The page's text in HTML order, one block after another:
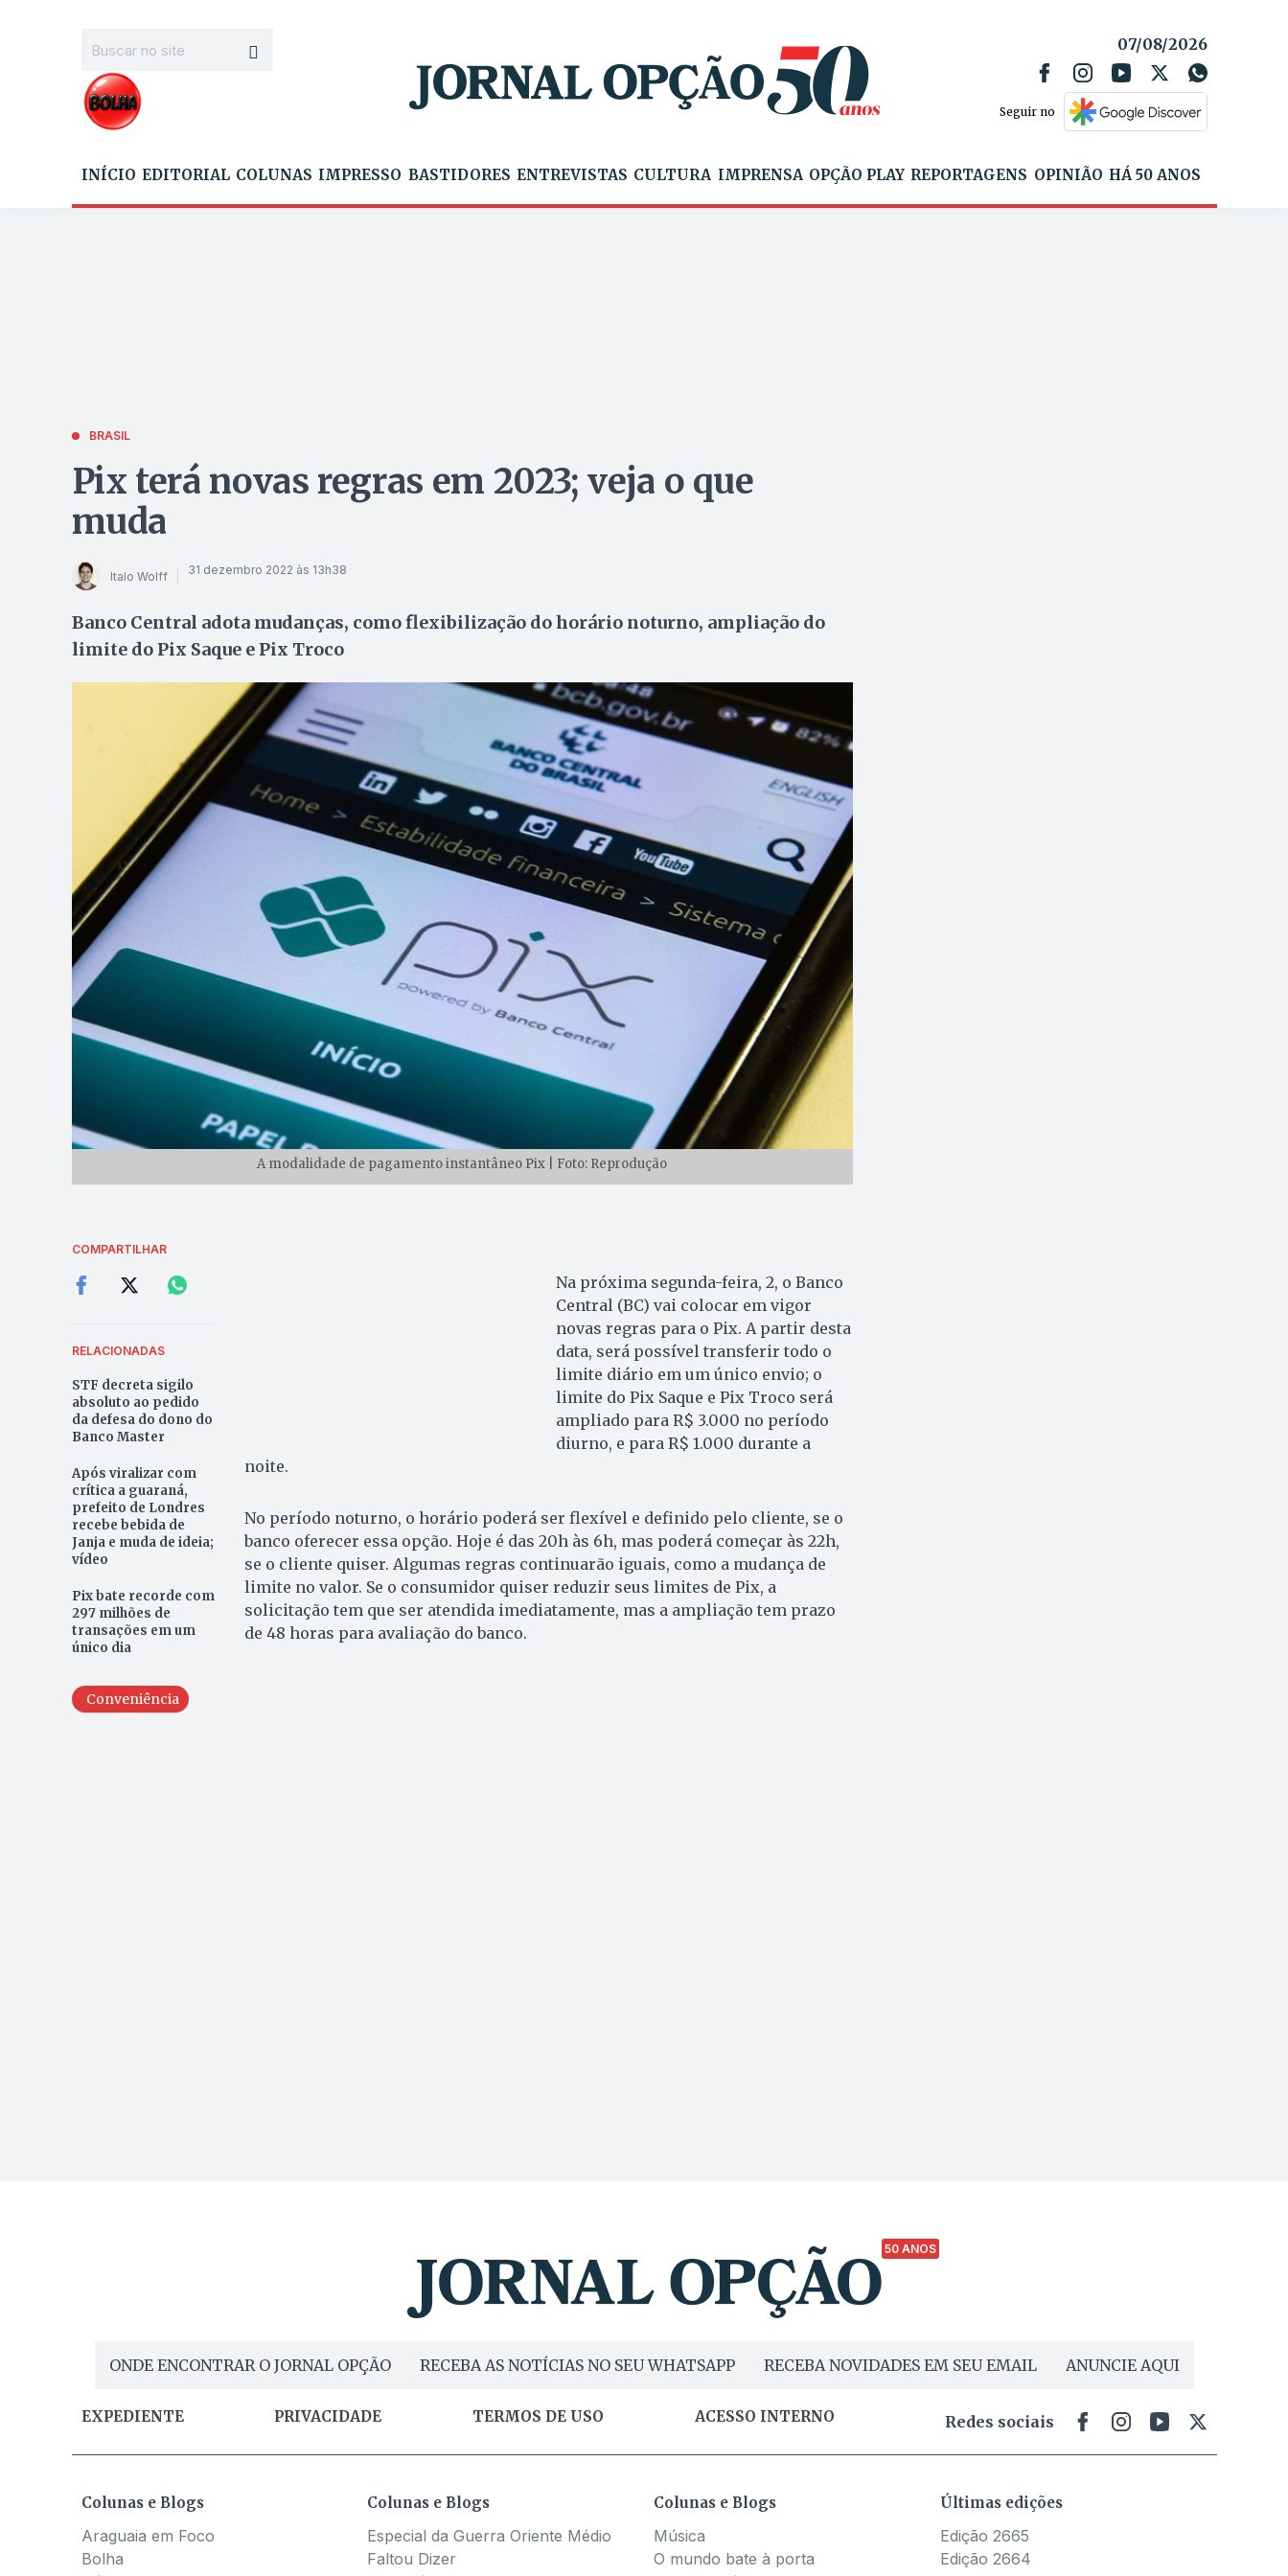
07/08/2026
Seguir no
INÍCIO EDITORIAL COLUNAS IMPRESSO BASTIDORES ENTREVISTAS CULTURA IMPRENSA OPÇÃO PLAY REPORTAGENS OPINIÃO HÁ 50 ANOS
BRASIL
Pix terá novas regras em 2023; veja o que
muda
Italo Wolff 31 dezembro 2022 às 13h38
Banco Central adota mudanças, como flexibilização do horário noturno, ampliação do
limite do Pix Saque e Pix Troco
A modalidade de pagamento instantâneo Pix | Foto: Reprodução
COMPARTILHAR
RELACIONADAS
STF decreta sigilo
absoluto ao pedido
da defesa do dono do
Banco Master
Após viralizar com
crítica a guaraná,
prefeito de Londres
recebe bebida de
Janja e muda de ideia;
vídeo
Pix bate recorde com
297 milhões de
transações em um
único dia
Conveniência
Na próxima segunda-feira, 2, o Banco
Central (BC) vai colocar em vigor
novas regras para o Pix. A partir desta
data, será possível transferir todo o
limite diário em um único envio; o
limite do Pix Saque e Pix Troco será
ampliado para R$ 3.000 no período
diurno, e para R$ 1.000 durante a
noite.
No período noturno, o horário poderá ser flexível e definido pelo cliente, se o
banco oferecer essa opção. Hoje é das 20h às 6h, mas poderá começar às 22h,
se o cliente quiser. Algumas regras continuarão iguais, como a mudança de
limite no valor. Se o consumidor quiser reduzir seus limites de Pix, a
solicitação tem que ser atendida imediatamente, mas a ampliação tem prazo
de 48 horas para avaliação do banco.
50 ANOS
ONDE ENCONTRAR O JORNAL OPÇÃO RECEBA AS NOTÍCIAS NO SEU WHATSAPP RECEBA NOVIDADES EM SEU EMAIL ANUNCIE AQUI
EXPEDIENTE PRIVACIDADE TERMOS DE USO ACESSO INTERNO Redes sociais
Colunas e Blogs
Araguaia em Foco
Bolha
Colunas e Blogs
Especial da Guerra Oriente Médio
Faltou Dizer
Colunas e Blogs
Música
O mundo bate à porta
Últimas edições
Edição 2665
Edição 2664